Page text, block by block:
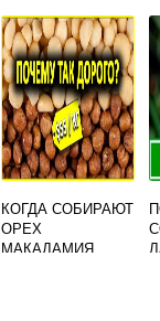
КОГДА СОБИРАЮТ
ОРЕХ
МАКАДАМИЯ